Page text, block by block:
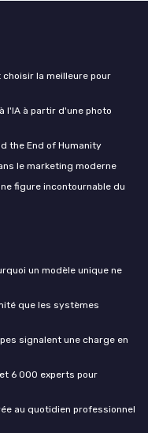
la meilleure pour
l'IA à partir d'une photo
the End of Humanity
le marketing moderne
figure incontournable du
un modèle unique ne
que les systèmes
signalent une charge en
6 000 experts pour
au quotidien professionnel